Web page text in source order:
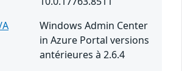
Windows Admin Center
in Azure Portal versions
antérieures à 2.6.4